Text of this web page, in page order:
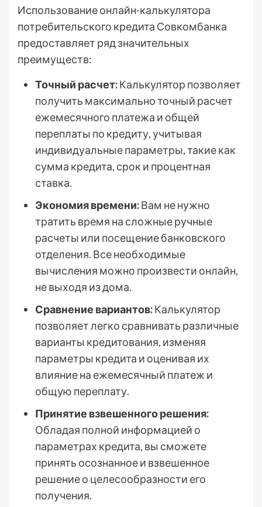
Использование онлайн-калькулятора
потребительского кредита Совкомбанка
предоставляет ряд значительных
преимуществ:
Точный расчет:Калькулятор позволяет
получить максимально точный расчет
ежемесячного платежа и общей
переплаты по кредиту, учитывая
индивидуальные параметры, такие как
сумма кредита, срок и процентная
ставка.
Экономия времени:Вам не нужно
тратить время на сложные ручные
расчеты или посещение банковского
отделения. Все необходимые
вычисления можно произвести онлайн,
не выходя из дома.
Сравнение вариантов:Калькулятор
позволяет легко сравнивать различные
варианты кредитования, изменяя
параметры кредита и оценивая их
влияние на ежемесячный платеж и
общую переплату.
Принятие взвешенного решения:
Обладая полной информацией о
параметрах кредита, вы сможете
принять осознанное и взвешенное
решение о целесообразности его
получения.